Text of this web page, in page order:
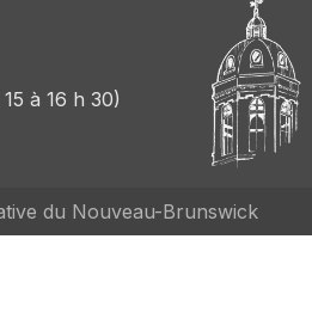
à 16 h 30)
du Nouveau-Brunswick